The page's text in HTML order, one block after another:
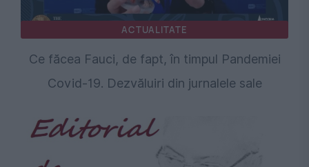
ACTUALITATE
Ce făcea Fauci, de fapt, în timpul Pandemiei
Covid-19. Dezvăluiri din jurnalele sale